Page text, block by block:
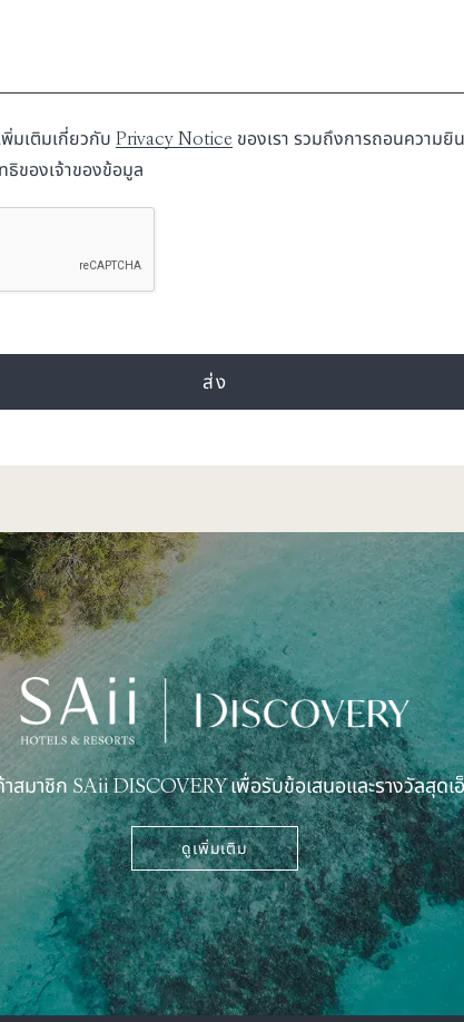
มเติมเกี่ยวกับ Privacy Notice ของเรา รวมถึงการถอนความยิ
ธิของเจ้าของข้อมูล
สมาชิก SAii DISCOVERY เพื่อรับข้อเสนอและรางวัลสุด
ดูเพิ่มเติม